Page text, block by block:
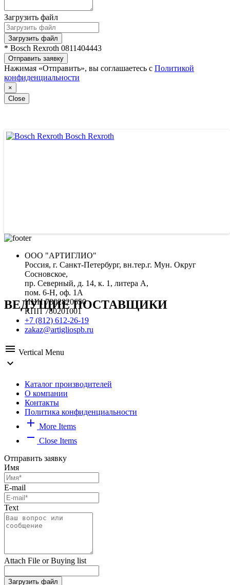
Загрузить файл
Загрузить файл
* Bosch Rexroth 0811404443
Отправить заявку
Нажимая «Отправить», вы соглашаетесь с Политикой
конфиденциальности
×
Close
ВЕДУЩИЕ ПОСТАВЩИКИ
Bosch Rexroth
ООО "АРТИГЛИО"
Россия, г. Санкт-Петербург, вн.тер.г. Мун. Округ
Сосновское,
пр. Северный, д. 14, к. 1, литера А,
пом. 6-Н, оф. 1А
ИНН 7802820650
КПП 780201001
+7 (812) 612-26-19
zakaz@artigliospb.ru
menu Vertical Menu
expand_more
Каталог производителей
О компании
Контакты
Политика конфиденциальности
add More Items
remove Close Items
Отправить заявку
Имя
E-mail
Text
Attach File or Buying list
Загрузить файл